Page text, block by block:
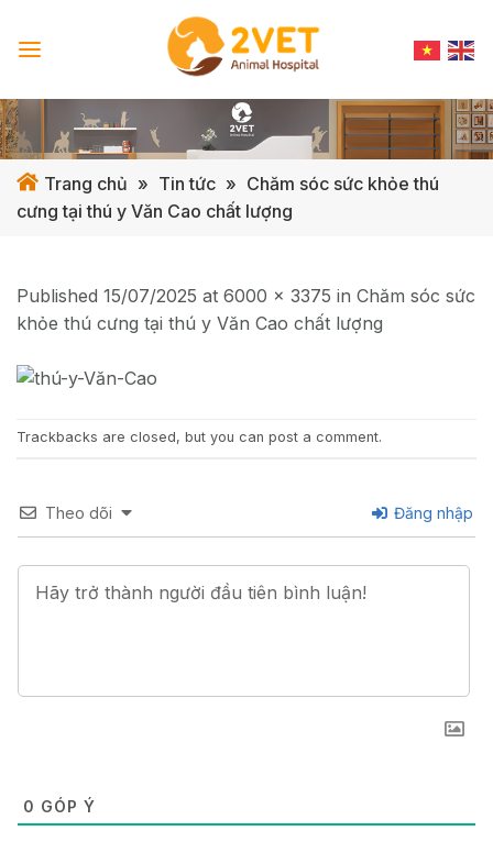
Trang chủ » Tin tức » Chăm sóc sức khỏe thú
cưng tại thú y Văn Cao chất lượng
Published 15/07/2025 at 6000 × 3375 in Chăm sóc sức
khỏe thú cưng tại thú y Văn Cao chất lượng
Trackbacks are closed, but you can post a comment.
Theo dõi Đăng nhập
0 GÓP Ý